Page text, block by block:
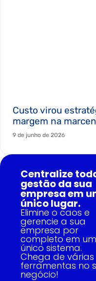
Custo virou
margem na
9 de junho de 2026
Centralize
gestão da sua
empresa em
único lugar.
Elimine o caos e
gerencie a sua
empresa por
completo em um
único sistema.
Chega de várias
ferramentas no
negócio!